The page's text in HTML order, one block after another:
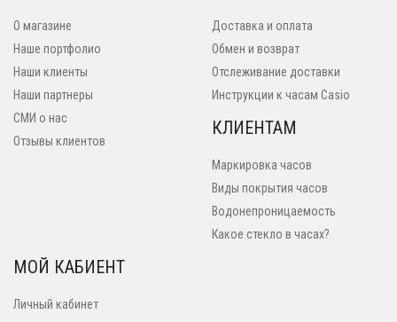
О магазине
Наше портфолио
Наши клиенты
Наши партнеры
СМИ о нас
Отзывы клиентов
Доставка и оплата
Обмен и возврат
Отслеживание доставки
Инструкции к часам Casio
КЛИЕНТАМ
Маркировка часов
Виды покрытия часов
Водонепроницаемость
Какое стекло в часах?
МОЙ КАБИЕНТ
Личный кабинет